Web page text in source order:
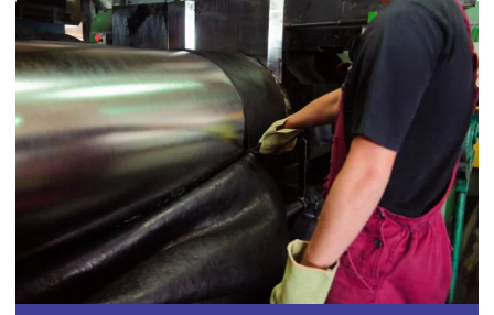
Fornecedores de peças de borracha
Fornecedores de produtos de borracha
Gaxeta de borracha
Gaxeta de silicone
Grommet de borracha
Grommet silicone
Grommets de borracha para isolamento técnico
Guarnição de borracha